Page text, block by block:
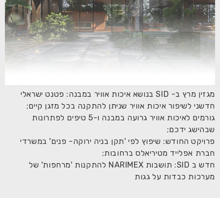
מגזין מרץ ב- SID בנושא איכות אוויר במבנה: פטנט ישראלי
חדשני לשיפור איכות אוויר שניתן להתקנה בכל מזגן קיים;
גורמים לאיכות אוויר גרועה במבנה ו-5 טיפים לפתרונות
שבהישג ידכם;
פרויקט החודש: שיפוץ לפי 'תקן בניה ירוקה- פנים' במשרדי
חברת אפלייד מטיריאלס ברחובות;
חדש ב SID: תושבות NARIMEX להתקנות 'מרחפות' של
מערכות כבדות על גגות